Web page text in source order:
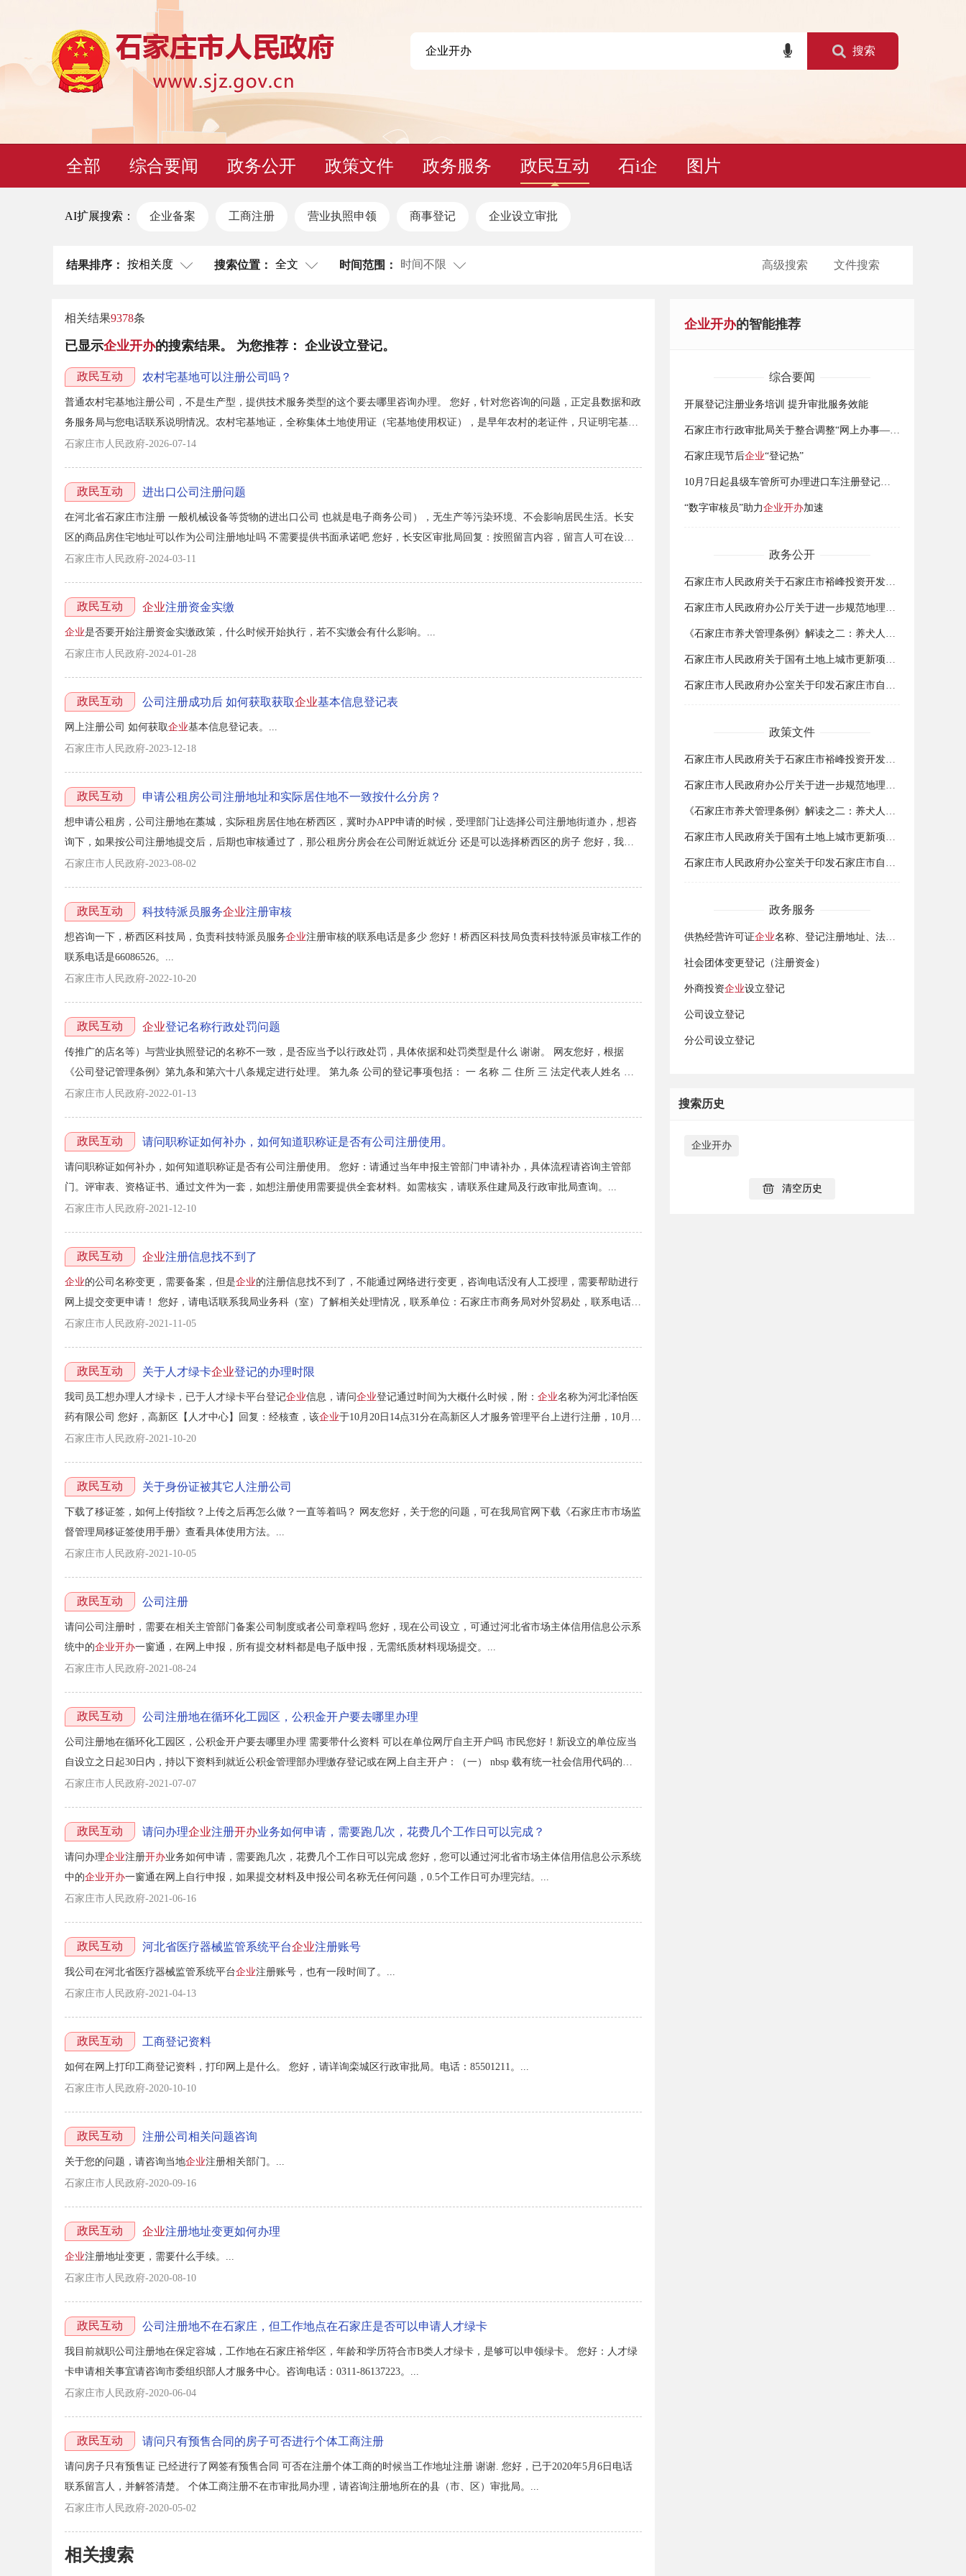
搜索
全部 综合要闻 政务公开 政策文件 政务服务 政民互动 石i企 图片
AI扩展搜索： 企业备案 工商注册 营业执照申领 商事登记 企业设立审批
结果排序： 按相关度 搜索位置： 全文 时间范围： 时间不限 高级搜索 文件搜索
相关结果9378条
已显示企业开办的搜索结果。 为您推荐： 企业设立登记。
政民互动 农村宅基地可以注册公司吗？
普通农村宅基地注册公司，不是生产型，提供技术服务类型的这个要去哪里咨询办理。 您好，针对您咨询的问题，正定县数据和政
务服务局与您电话联系说明情况。农村宅基地证，全称集体土地使用证（宅基地使用权证），是早年农村的老证件，只证明宅基地
地皮使用权，只登记土地面积、四至边界、使用人，不登记房屋信息。如果想办理公司注册登记，需提供房屋产权证明或提交所在
石家庄市人民政府-2026-07-14
政民互动 进出口公司注册问题
在河北省石家庄市注册 一般机械设备等货物的进出口公司 也就是电子商务公司），无生产等污染环境、不会影响居民生活。长安
区的商品房住宅地址可以作为公司注册地址吗 不需要提供书面承诺吧 您好，长安区审批局回复：按照留言内容，留言人可在设立
公司时登记“货物进出口”等相关经营范围。根据《河北省进一步放宽市场主体住所（经营场所）登记条件的规定》，对利用住宅从
石家庄市人民政府-2024-03-11
政民互动 企业注册资金实缴
企业是否要开始注册资金实缴政策，什么时候开始执行，若不实缴会有什么影响。...
石家庄市人民政府-2024-01-28
政民互动 公司注册成功后 如何获取获取企业基本信息登记表
网上注册公司 如何获取企业基本信息登记表。...
石家庄市人民政府-2023-12-18
政民互动 申请公租房公司注册地址和实际居住地不一致按什么分房？
想申请公租房，公司注册地在藁城，实际租房居住地在桥西区，冀时办APP申请的时候，受理部门让选择公司注册地街道办，想咨
询下，如果按公司注册地提交后，后期也审核通过了，那公租房分房会在公司附近就近分 还是可以选择桥西区的房子 您好，我市
公租房保障资格由街道办事处和区住房保障部门两级审核。政策规定，外来务工人员和新就业职工由工作单位注册地街道办事处受
石家庄市人民政府-2023-08-02
政民互动 科技特派员服务企业注册审核
想咨询一下，桥西区科技局，负责科技特派员服务企业注册审核的联系电话是多少 您好！桥西区科技局负责科技特派员审核工作的
联系电话是66086526。...
石家庄市人民政府-2022-10-20
政民互动 企业登记名称行政处罚问题
传推广的店名等）与营业执照登记的名称不一致，是否应当予以行政处罚，具体依据和处罚类型是什么 谢谢。 网友您好，根据
《公司登记管理条例》第九条和第六十八条规定进行处理。 第九条 公司的登记事项包括： 一 名称 二 住所 三 法定代表人姓名 四
注册资本 五 公司类型 六 经营范围 七 营业期限 八 有限责任公司股东或者股份有限公司发起人的姓名或者名称 第六十八条 公司登
石家庄市人民政府-2022-01-13
政民互动 请问职称证如何补办，如何知道职称证是否有公司注册使用。
请问职称证如何补办，如何知道职称证是否有公司注册使用。 您好：请通过当年申报主管部门申请补办，具体流程请咨询主管部
门。评审表、资格证书、通过文件为一套，如想注册使用需要提供全套材料。如需核实，请联系住建局及行政审批局查询。...
石家庄市人民政府-2021-12-10
政民互动 企业注册信息找不到了
企业的公司名称变更，需要备案，但是企业的注册信息找不到了，不能通过网络进行变更，咨询电话没有人工授理，需要帮助进行
网上提交变更申请！ 您好，请电话联系我局业务科（室）了解相关处理情况，联系单位：石家庄市商务局对外贸易处，联系电话：
0311-86688451。...
石家庄市人民政府-2021-11-05
政民互动 关于人才绿卡企业登记的办理时限
我司员工想办理人才绿卡，已于人才绿卡平台登记企业信息，请问企业登记通过时间为大概什么时候，附： 企业名称为河北泽怡医
药有限公司 您好，高新区【人才中心】回复：经核查，该企业于10月20日14点31分在高新区人才服务管理平台上进行注册，10月21
日上午我处已经审核通过。...
石家庄市人民政府-2021-10-20
政民互动 关于身份证被其它人注册公司
下载了移证签，如何上传指纹？上传之后再怎么做？一直等着吗？ 网友您好，关于您的问题，可在我局官网下载《石家庄市市场监
督管理局移证签使用手册》查看具体使用方法。...
石家庄市人民政府-2021-10-05
政民互动 公司注册
请问公司注册时，需要在相关主管部门备案公司制度或者公司章程吗 您好，现在公司设立，可通过河北省市场主体信用信息公示系
统中的企业开办一窗通，在网上申报，所有提交材料都是电子版申报，无需纸质材料现场提交。...
石家庄市人民政府-2021-08-24
政民互动 公司注册地在循环化工园区，公积金开户要去哪里办理
公司注册地在循环化工园区，公积金开户要去哪里办理 需要带什么资料 可以在单位网厅自主开户吗 市民您好！新设立的单位应当
自设立之日起30日内，持以下资料到就近公积金管理部办理缴存登记或在网上自主开户：（一） nbsp 载有统一社会信用代码的单
位证件（如营业执照副本、事业法人证书等）；（二） nbsp 职工工资表；（三） nbsp 法定代表人（负责人）有效身份证件原件或
石家庄市人民政府-2021-07-07
政民互动 请问办理企业注册开办业务如何申请，需要跑几次，花费几个工作日可以完成？
请问办理企业注册开办业务如何申请，需要跑几次，花费几个工作日可以完成 您好，您可以通过河北省市场主体信用信息公示系统
中的企业开办一窗通在网上自行申报，如果提交材料及申报公司名称无任何问题，0.5个工作日可办理完结。...
石家庄市人民政府-2021-06-16
政民互动 河北省医疗器械监管系统平台企业注册账号
我公司在河北省医疗器械监管系统平台企业注册账号，也有一段时间了。...
石家庄市人民政府-2021-04-13
政民互动 工商登记资料
如何在网上打印工商登记资料，打印网上是什么。 您好，请详询栾城区行政审批局。电话：85501211。...
石家庄市人民政府-2020-10-10
政民互动 注册公司相关问题咨询
关于您的问题，请咨询当地企业注册相关部门。...
石家庄市人民政府-2020-09-16
政民互动 企业注册地址变更如何办理
企业注册地址变更，需要什么手续。...
石家庄市人民政府-2020-08-10
政民互动 公司注册地不在石家庄，但工作地点在石家庄是否可以申请人才绿卡
我目前就职公司注册地在保定容城，工作地在石家庄裕华区，年龄和学历符合市B类人才绿卡，是够可以申领绿卡。 您好：人才绿
卡申请相关事宜请咨询市委组织部人才服务中心。咨询电话：0311-86137223。...
石家庄市人民政府-2020-06-04
政民互动 请问只有预售合同的房子可否进行个体工商注册
请问房子只有预售证 已经进行了网签有预售合同 可否在注册个体工商的时候当工作地址注册 谢谢. 您好，已于2020年5月6日电话
联系留言人，并解答清楚。 个体工商注册不在市审批局办理，请咨询注册地所在的县（市、区）审批局。...
石家庄市人民政府-2020-05-02
相关搜索
企业开办的智能推荐
综合要闻
开展登记注册业务培训 提升审批服务效能
石家庄市行政审批局关于整合调整“网上办事——登记注册”业务系统的通告
石家庄现节后企业“登记热”
10月7日起县级车管所可办理进口车注册登记业务
“数字审核员”助力企业开办加速
政务公开
石家庄市人民政府关于石家庄市裕峰投资开发有限公司注册发行2015年第一期非公开定向债务融资工具说明的函
石家庄市人民政府办公厅关于进一步规范地理标志商标注册和管理工作的实施意见
《石家庄市养犬管理条例》解读之二：养犬人这样办理养犬登记证
石家庄市人民政府关于国有土地上城市更新项目未经登记建筑认定的实施意见
石家庄市人民政府办公室关于印发石家庄市自然资源统一确权登记总体工作方案的通知
政策文件
石家庄市人民政府关于石家庄市裕峰投资开发有限公司注册发行2015年第一期非公开定向债务融资工具说明的函
石家庄市人民政府办公厅关于进一步规范地理标志商标注册和管理工作的实施意见
《石家庄市养犬管理条例》解读之二：养犬人这样办理养犬登记证
石家庄市人民政府关于国有土地上城市更新项目未经登记建筑认定的实施意见
石家庄市人民政府办公室关于印发石家庄市自然资源统一确权登记总体工作方案的通知
政务服务
供热经营许可证企业名称、登记注册地址、法定代表人、注册资本金变更
社会团体变更登记（注册资金）
外商投资企业设立登记
公司设立登记
分公司设立登记
搜索历史
企业开办
清空历史